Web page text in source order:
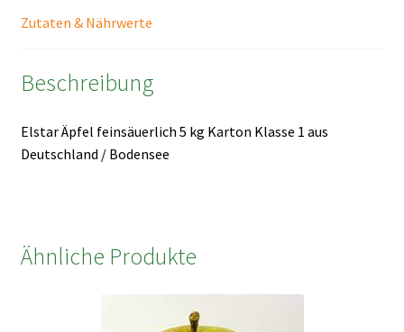
Zutaten & Nährwerte
Beschreibung
Elstar Äpfel feinsäuerlich 5 kg Karton Klasse 1 aus
Deutschland / Bodensee
Ähnliche Produkte